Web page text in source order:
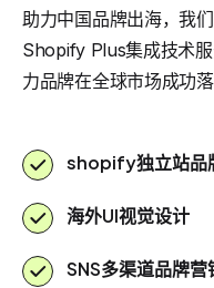
助力中国品牌出海，我
Shopify Plus集成技术
力品牌在全球市场成功
shopify独立站品
海外UI视觉设计
SNS多渠道品牌营